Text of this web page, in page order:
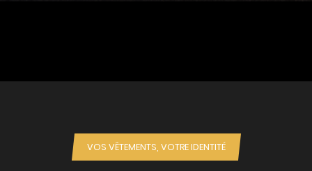
VOS VÊTEMENTS, VOTRE IDENTITÉ